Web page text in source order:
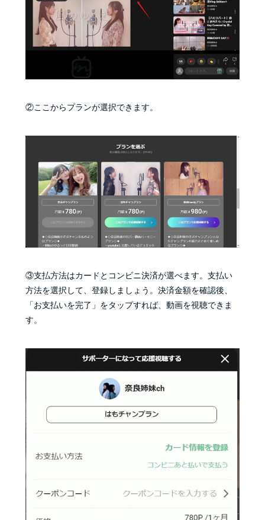
②ここからプランが選択できます。
③支払方法はカードとコンビニ決済が選べます。支払い
方法を選択して、登録しましょう。決済金額を確認後、
「お支払いを完了」をタップすれば、動画を視聴できま
す。